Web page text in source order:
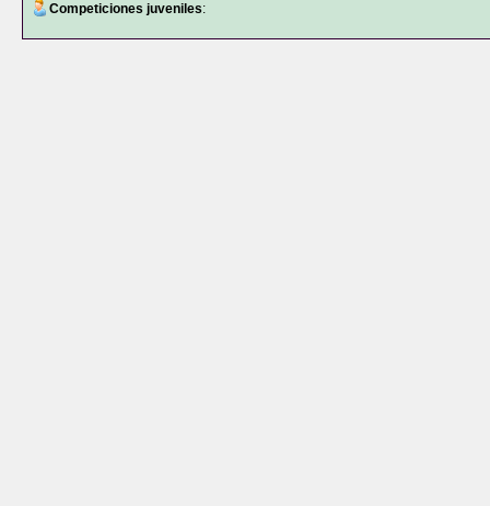
Competiciones juveniles: